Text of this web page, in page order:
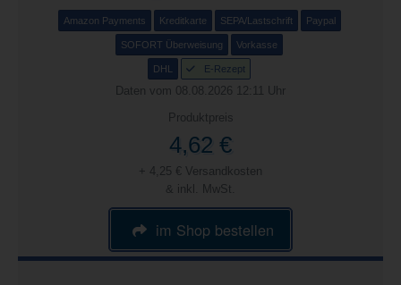
Amazon Payments Kreditkarte SEPA/Lastschrift Paypal
SOFORT Überweisung Vorkasse
DHL E-Rezept
Daten vom 08.08.2026 12:11 Uhr
Produktpreis
4,62 €
+ 4,25 € Versandkosten
& inkl. MwSt.
im Shop bestellen